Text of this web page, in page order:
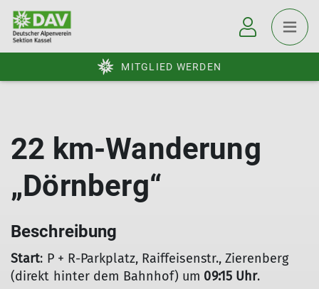
MITGLIED WERDEN
22 km-Wanderung
„Dörnberg“
Beschreibung
Start: P + R-Parkplatz, Raiffeisenstr., Zierenberg
(direkt hinter dem Bahnhof) um 09:15 Uhr.